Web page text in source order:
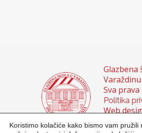
Glazbena
Sva
Politika
Web
Domagoj
Koristimo kolačiće kako bismo vam pružili